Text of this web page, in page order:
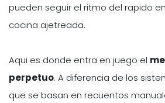
pueden seguir el ritmo del rapido
cocina ajetreada.
Aqui es donde entra en juego el
perpetuo. A diferencia de los
que se basan en recuentos